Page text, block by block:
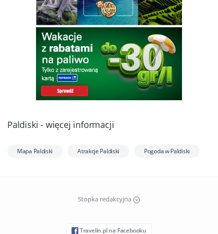
Paldiski - więcej informacji
Mapa Paldiski Atrakcje Paldiski Pogoda w Paldiski
Stopka redakcyjna
Travelin.pl na Facebooku